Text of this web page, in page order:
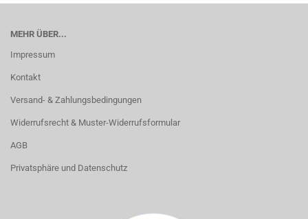
MEHR ÜBER...
Impressum
Kontakt
Versand- & Zahlungsbedingungen
Widerrufsrecht & Muster-Widerrufsformular
AGB
Privatsphäre und Datenschutz